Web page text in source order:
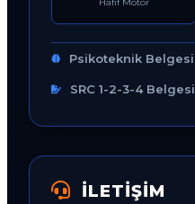
Psikoteknik Belgesi
SRC 1-2-3-4 Belgesi
İLETİŞİM